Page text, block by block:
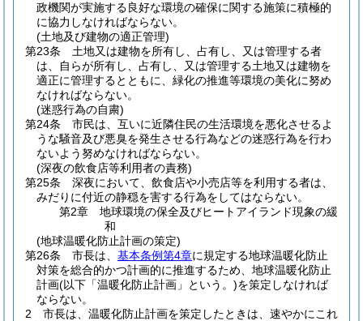
政機関が実施する良好な環境の確保に関する施策に積極的
に協力しなければならない。
(土地及び建物の適正管理)
第23条
土地又は建物を所有し、占有し、又は管理する者
は、自らが所有し、占有し、又は管理する土地又は建物を
適正に管理するとともに、緑化の推進等環境の美化に努め
なければならない。
(迷惑行為の自粛)
第24条
市民は、互いに近隣住民の生活環境を悪化させるよ
うな騒音及び悪臭を発生させる行為などの迷惑行為を行わ
ないよう努めなければならない。
(深夜の飲食店等利用者の責務)
第25条
深夜において、飲食店や小売店等を利用する者は、
みだりに付近の静穏を害する行為をしてはならない。
第2章
地球環境の保全及びヒートアイランド現象の緩
和
(地球温暖化防止計画の策定)
第26条
市長は、 基本条例第4章に規定する地球温暖化防止
対策を総合的かつ計画的に推進するため、地球温暖化防止
計画(以下「温暖化防止計画」という。)を策定しなければ
ならない。
2
市長は、温暖化防止計画を策定したときは、速やかにこれ